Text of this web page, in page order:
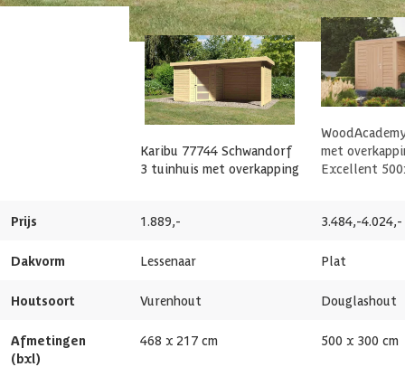
17-192-0433-0
4010090777443
Kant en klaar geverfd mogelijk
81.5 x 175 cm
Aantal ramen
Huidige product
Karibu 77744 Schwandorf
3 tuinhuis met overkapping
met
Excellent
Prijs 1.889,- 3.484,-4.024,-
Dakvorm Lessenaar Plat
Houtsoort Vurenhout Douglashout
Afmetingen
(bxl)
468 x 217 cm 500 x 300 cm